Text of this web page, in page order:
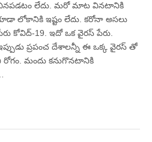
లేదు. మరో మాట వినటానికి
లోకానికి ఇష్టం లేదు. కరోనా అసలు
కోవిద్‌-19. ఇదో ఒక వైరస్‌ పేరు.
ప్రపంచ దేశాలన్నీ ఈ ఒక్క వైరస్‌ తో
రోగం. మందు కనుగొనటానికి